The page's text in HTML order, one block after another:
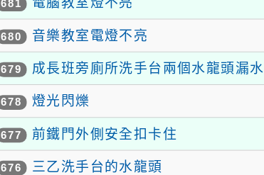
681 電腦教室燈不亮
680 音樂教室電燈不亮
679 成長班旁廁所洗手台兩個水龍頭漏水
678 燈光閃爍
677 前鐵門外側安全扣卡住
676 三乙洗手台的水龍頭